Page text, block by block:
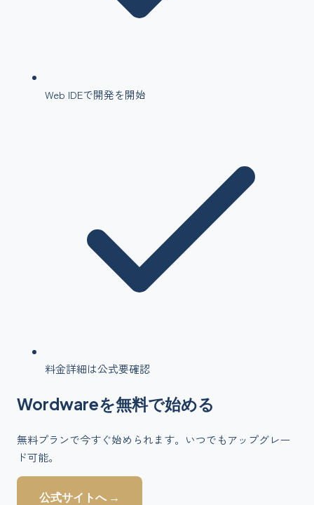
Web IDEで開発を開始
料金詳細は公式要確認
Wordwareを無料で始める
無料プランで今すぐ始められます。いつでもアップグレー
ド可能。
公式サイトへ →